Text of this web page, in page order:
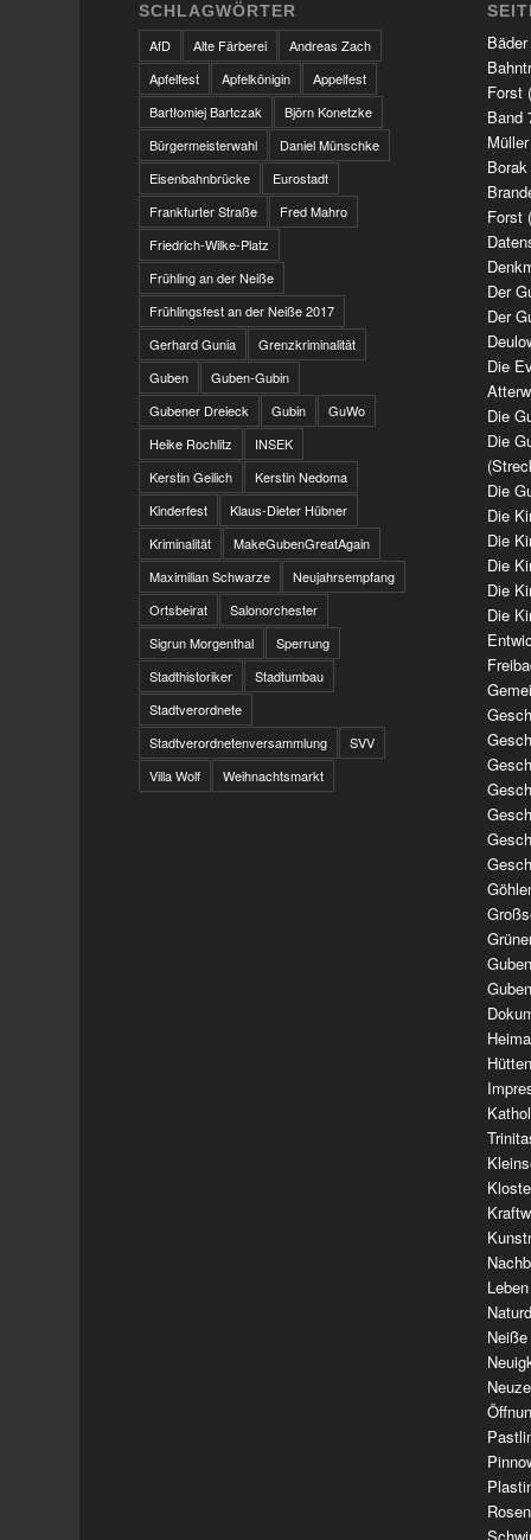
SCHLAGWÖRTER
AfD
Alte Färberei
Andreas Zach
Apfelfest
Apfelkönigin
Appelfest
Bartłomiej Bartczak
Björn Konetzke
Bürgermeisterwahl
Daniel Münschke
Eisenbahnbrücke
Eurostadt
Frankfurter Straße
Fred Mahro
Friedrich-Wilke-Platz
Frühling an der Neiße
Frühlingsfest an der Neiße 2017
Gerhard Gunia
Grenzkriminalität
Guben
Guben-Gubin
Gubener Dreieck
Gubin
GuWo
Heike Rochlitz
INSEK
Kerstin Geilich
Kerstin Nedoma
Kinderfest
Klaus-Dieter Hübner
Kriminalität
MakeGubenGreatAgain
Maximilian Schwarze
Neujahrsempfang
Ortsbeirat
Salonorchester
Sigrun Morgenthal
Sperrung
Stadthistoriker
Stadtumbau
Stadtverordnete
Stadtverordnetenversammlung
SVV
Villa Wolf
Weihnachtsmarkt
Bäder
Forst
Band
Müller
Forst
Der
Der
Die
Die
Die
Die
Die
Die
Die
Die
Die
Neiße